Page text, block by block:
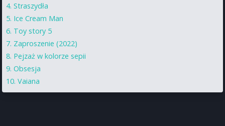
Straszydła
Ice Cream Man
Toy story 5
Zaproszenie (2022)
Pejzaż w kolorze sepii
Obsesja
Vaiana